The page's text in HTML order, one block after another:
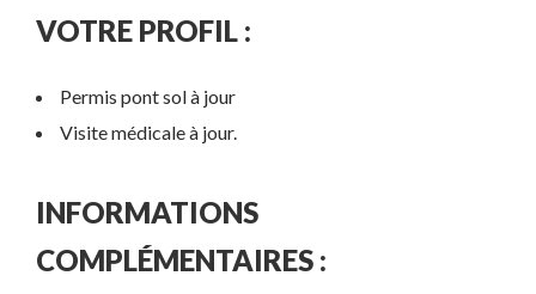
VOTRE PROFIL :
Permis pont sol à jour
Visite médicale à jour.
INFORMATIONS
COMPLÉMENTAIRES :